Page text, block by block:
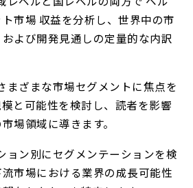
市場 収益を分析し、世界中の市
よび開発見通しの定量的な内訳
まざまな市場セグメントに焦点を
と可能性を検討し、読者を影響
場領域に導きます。
ョン別にセグメンテーションを検
市場における業界の成長可能性